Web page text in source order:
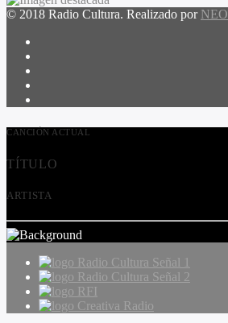
© 2018 Radio Cultura. Realizado por
CANCIÓN ACTUAL
TÍTULO
ARTISTA
Radio Cultura Señal 1
Radio Cultura Señal 2
RFI
Creativa Radio